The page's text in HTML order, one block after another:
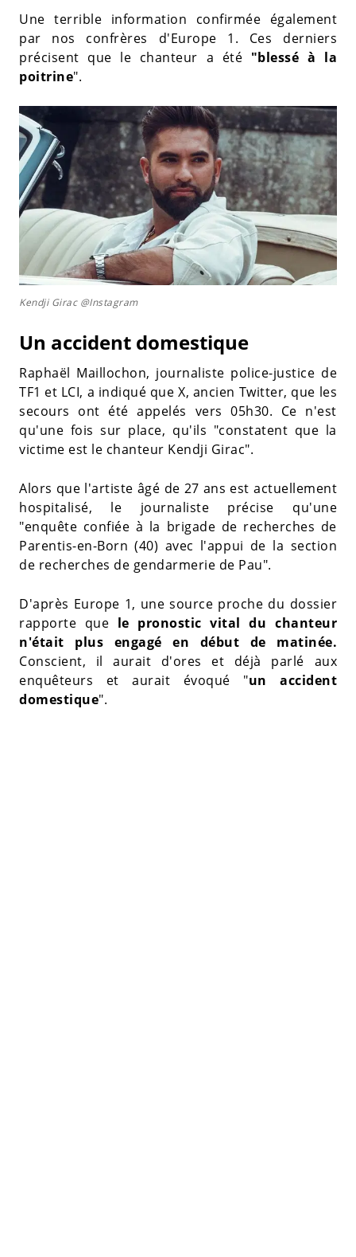
Une terrible information confirmée également
par nos confrères d'Europe 1. Ces derniers
précisent que le chanteur a été "blessé à la
poitrine".
Kendji Girac @Instagram
Un accident domestique
Raphaël Maillochon, journaliste police-justice de
TF1 et LCI, a indiqué que X, ancien Twitter, que les
secours ont été appelés vers 05h30. Ce n'est
qu'une fois sur place, qu'ils "constatent que la
victime est le chanteur Kendji Girac".
Alors que l'artiste âgé de 27 ans est actuellement
hospitalisé, le journaliste précise qu'une
"enquête confiée à la brigade de recherches de
Parentis-en-Born (40) avec l'appui de la section
de recherches de gendarmerie de Pau".
D'après Europe 1, une source proche du dossier
rapporte que le pronostic vital du chanteur
n'était plus engagé en début de matinée.
Conscient, il aurait d'ores et déjà parlé aux
enquêteurs et aurait évoqué "un accident
domestique".